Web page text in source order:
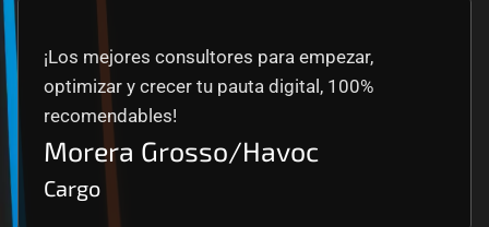
¡Los mejores consultores para empezar,
optimizar y crecer tu pauta digital, 100%
recomendables!
Morera Grosso/Havoc
Cargo